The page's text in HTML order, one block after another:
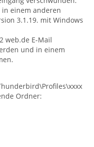
in einem anderen
3.1.19. mit Windows
web.de E-Mail
und in einem
Ordner: